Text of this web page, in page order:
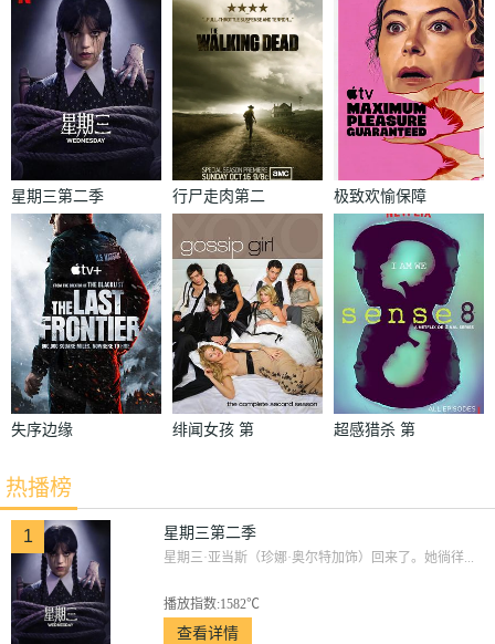
星期三第二季
行尸走肉第二
极致欢愉保障
失序边缘
绯闻女孩 第
超感猎杀 第
热播榜
1 星期三第二季
星期三·亚当斯（珍娜·奥尔特加饰）回来了。她徜徉...
播放指数:1582℃
查看详情